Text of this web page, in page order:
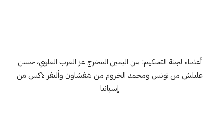
أعضاء لجنة التحكيم: من اليمين المخرج عز العرب العلوي، حسن
عليلش من تونس ومحمد الخزوم من شفشاون وأليفر لاكس من
إسبانيا